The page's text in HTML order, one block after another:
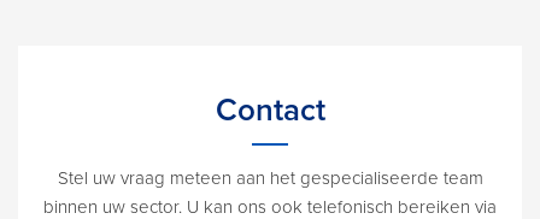
Contact
Stel uw vraag meteen aan het gespecialiseerde team
binnen uw sector. U kan ons ook telefonisch bereiken via